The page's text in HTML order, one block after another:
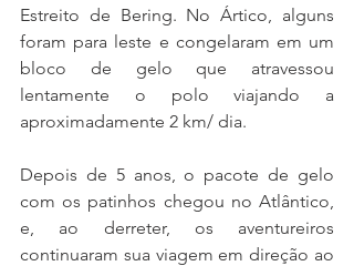
Estreito de Bering. No Ártico, alguns
foram para leste e congelaram em um
bloco de gelo que atravessou
lentamente o polo viajando a
aproximadamente 2 km/ dia.
Depois de 5 anos, o pacote de gelo
com os patinhos chegou no Atlântico,
e, ao derreter, os aventureiros
continuaram sua viagem em direção ao